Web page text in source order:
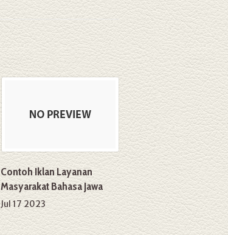
Contoh Iklan Layanan
Masyarakat Bahasa Jawa
Jul 17 2023